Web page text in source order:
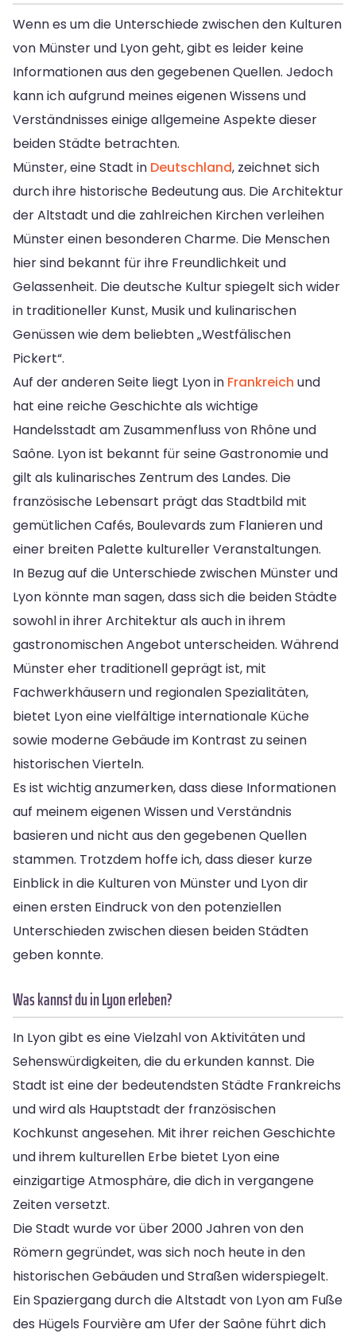
Wenn es um die Unterschiede zwischen den Kulturen
von Münster und Lyon geht, gibt es leider keine
Informationen aus den gegebenen Quellen. Jedoch
kann ich aufgrund meines eigenen Wissens und
Verständnisses einige allgemeine Aspekte dieser
beiden Städte betrachten.
Münster, eine Stadt in Deutschland, zeichnet sich
durch ihre historische Bedeutung aus. Die Architektur
der Altstadt und die zahlreichen Kirchen verleihen
Münster einen besonderen Charme. Die Menschen
hier sind bekannt für ihre Freundlichkeit und
Gelassenheit. Die deutsche Kultur spiegelt sich wider
in traditioneller Kunst, Musik und kulinarischen
Genüssen wie dem beliebten „Westfälischen
Pickert“.
Auf der anderen Seite liegt Lyon in Frankreich und
hat eine reiche Geschichte als wichtige
Handelsstadt am Zusammenfluss von Rhône und
Saône. Lyon ist bekannt für seine Gastronomie und
gilt als kulinarisches Zentrum des Landes. Die
französische Lebensart prägt das Stadtbild mit
gemütlichen Cafés, Boulevards zum Flanieren und
einer breiten Palette kultureller Veranstaltungen.
In Bezug auf die Unterschiede zwischen Münster und
Lyon könnte man sagen, dass sich die beiden Städte
sowohl in ihrer Architektur als auch in ihrem
gastronomischen Angebot unterscheiden. Während
Münster eher traditionell geprägt ist, mit
Fachwerkhäusern und regionalen Spezialitäten,
bietet Lyon eine vielfältige internationale Küche
sowie moderne Gebäude im Kontrast zu seinen
historischen Vierteln.
Es ist wichtig anzumerken, dass diese Informationen
auf meinem eigenen Wissen und Verständnis
basieren und nicht aus den gegebenen Quellen
stammen. Trotzdem hoffe ich, dass dieser kurze
Einblick in die Kulturen von Münster und Lyon dir
einen ersten Eindruck von den potenziellen
Unterschieden zwischen diesen beiden Städten
geben konnte.
Was kannst du in Lyon erleben?
In Lyon gibt es eine Vielzahl von Aktivitäten und
Sehenswürdigkeiten, die du erkunden kannst. Die
Stadt ist eine der bedeutendsten Städte Frankreichs
und wird als Hauptstadt der französischen
Kochkunst angesehen. Mit ihrer reichen Geschichte
und ihrem kulturellen Erbe bietet Lyon eine
einzigartige Atmosphäre, die dich in vergangene
Zeiten versetzt.
Die Stadt wurde vor über 2000 Jahren von den
Römern gegründet, was sich noch heute in den
historischen Gebäuden und Straßen widerspiegelt.
Ein Spaziergang durch die Altstadt von Lyon am Fuße
des Hügels Fourvière am Ufer der Saône führt dich